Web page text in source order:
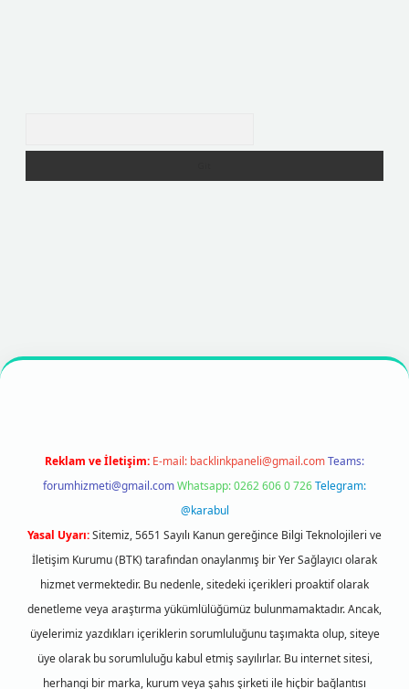
https://betexpergir.net/
Reklam ve İletişim: E-mail: backlinkpaneli@gmail.comTeams:
forumhizmeti@gmail.comWhatsapp: 0262 606 0 726Telegram:
@karabul
Yasal Uyarı:Sitemiz, 5651 Sayılı Kanun gereğince Bilgi Teknolojileri ve
İletişim Kurumu (BTK) tarafından onaylanmış bir Yer Sağlayıcı olarak
hizmet vermektedir. Bu nedenle, sitedeki içerikleri proaktif olarak
denetleme veya araştırma yükümlülüğümüz bulunmamaktadır. Ancak,
üyelerimiz yazdıkları içeriklerin sorumluluğunu taşımakta olup, siteye
üye olarak bu sorumluluğu kabul etmiş sayılırlar. Bu internet sitesi,
herhangi bir marka, kurum veya şahıs şirketi ile hiçbir bağlantısı